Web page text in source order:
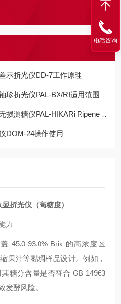
示折光仪DD-7工作原理
珍折光仪PAL-BX/RI适用范围
糖仪PAL-HIKARi Ripeness工作原理
DOM-24操作使用
折光仪（高糖度）
力
45.0-93.0% Brix 的高浓度区
果汁等黏稠样品设计。例如，
糖分含量是否符合 GB 14963
发酵风险。
电话咨询